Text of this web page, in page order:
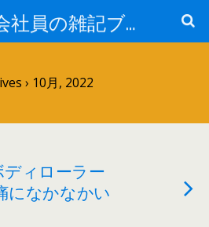
とりどし会社員の雑記ブログ
› 10月, 2022
ディローラー
になかなかい